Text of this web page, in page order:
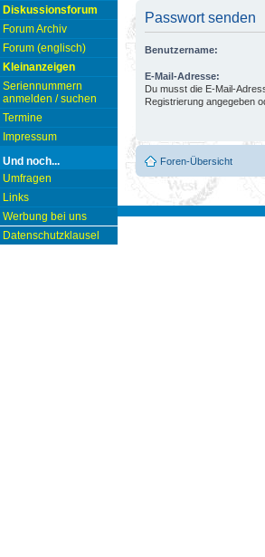
Diskussionsforum
Forum Archiv
Forum (englisch)
Kleinanzeigen
Seriennummern
anmelden / suchen
Termine
Impressum
Und noch...
Umfragen
Links
Werbung bei uns
Datenschutzklausel
Passwort senden
Benutzername:
E-Mail-Adresse:
Du musst die E-Mail-
Registrierung angegeben
Foren-Übersicht